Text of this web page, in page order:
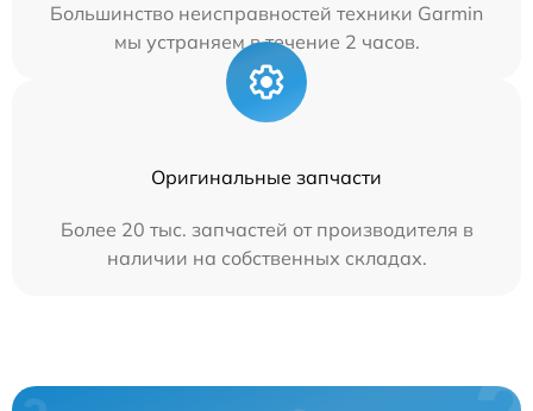
Большинство неисправностей техники Garmin
мы устраняем в течение 2 часов.
Оригинальные запчасти
Более 20 тыс. запчастей от производителя в
наличии на собственных складах.